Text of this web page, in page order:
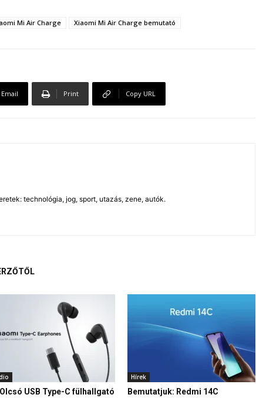
Mi Air Charge Xiaomi Mi Air Charge bemutató
Email Print Copy URL
technológia, jog, sport, utazás, zene, autók.
USB Type-C fülhallgató
Hírek
Bemutatjuk: Redmi 14C